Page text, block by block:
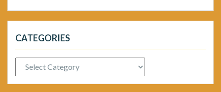
CATEGORIES
Categories